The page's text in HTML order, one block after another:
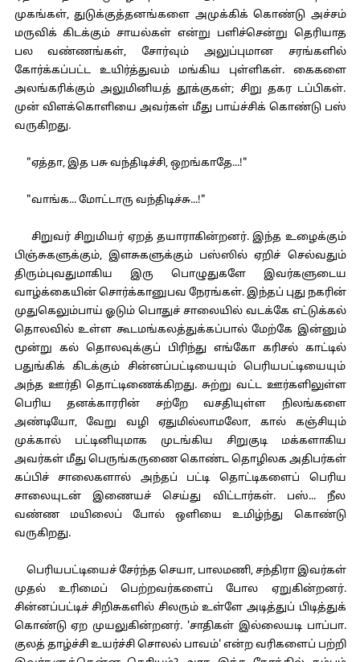
முகங்கள், துடுக்குத்தனங்களை அமுக்கிக் கொண்டு அச்சம்
மருவிக் கிடக்கும் சாயல்கள் என்று பளிச்சென்று தெரியாத
பல வண்ணங்கள், சோர்வும் அலுப்புமான சரங்களில்
கோர்க்கப்பட்ட உயிர்த்துவம் மங்கிய புள்ளிகள். கைகளை
அலங்கரிக்கும் அலுமினியத் தூக்குகள்; சிறு தகர டப்பிகள்.
முன் விளக்கொளியை அவர்கள் மீது பாய்ச்சிக் கொண்டு பஸ்
வருகிறது.
"ஏத்தா, இத பசு வந்திடிச்சி, ஒறங்காதே...!"
"வாங்க... மோட்டாரு வந்திடிச்சு...!"
சிறுவர் சிறுமியர் ஏறத் தயாராகின்றனர். இந்த உழைக்கும்
பிஞ்சுகளுக்கும், இளசுகளுக்கும் பஸ்ஸில் ஏறிச் செல்வதும்
திரும்புவதுமாகிய இரு பொழுதுகளே இவர்களுடைய
வாழ்க்கையின் சொர்க்கானுபவ நேரங்கள். இந்தப் புது நகரின்
முதுகெலும்பாய் ஓடும் பொதுச் சாலையில் வடக்கே எட்டுக்கல்
தொலவில் உள்ள கூடமங்கலத்துக்கப்பால் மேற்கே இன்னும்
மூன்று கல் தொலவுக்குப் பிரிந்து எங்கோ கரிசல் காட்டில்
பதுங்கிக் கிடக்கும் சின்னப்பட்டியையும் பெரியபட்டியையும்
அந்த ஊர்தி தொட்டிணைக்கிறது. சுற்று வட்ட ஊர்களிலுள்ள
பெரிய தனக்காரரின் சற்றே வசதியுள்ள நிலங்களை
அண்டியோ, வேறு வழி ஏதுமில்லாமலோ, கால் கஞ்சியும்
முக்கால் பட்டினியுமாக முடங்கிய சிறுகுடி மக்களாகிய
அவர்கள் மீது பெருங்கருணை கொண்ட தொழிலக அதிபர்கள்
கப்பிச் சாலைகளால் அந்தப் பட்டி தொட்டிகளைப் பெரிய
சாலையுடன் இணையச் செய்து விட்டார்கள். பஸ்... நீல
வண்ண மயிலைப் போல் ஒளியை உமிழ்ந்து கொண்டு
வருகிறது.
பெரியபட்டியைச் சேர்ந்த செயா, பாலமணி, சந்திரா இவர்கள்
முதல் உரிமைப் பெற்றவர்களைப் போல ஏறுகின்றனர்.
சின்னப்பட்டிச் சிறிசுகளில் சிலரும் உள்ளே அடித்துப் பிடித்துக்
கொண்டு ஏற முயலுகின்றனர். 'சாதிகள் இல்லையடி பாப்பா.
குலத் தாழ்ச்சி உயர்ச்சி சொலல் பாவம்' என்ற வரிகளைப் பற்றி